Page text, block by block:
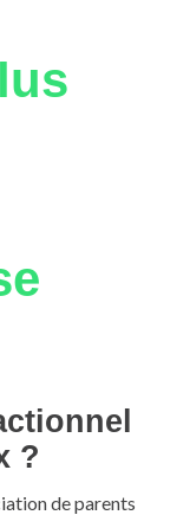
?
de parents